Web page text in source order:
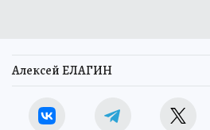
Алексей ЕЛАГИН